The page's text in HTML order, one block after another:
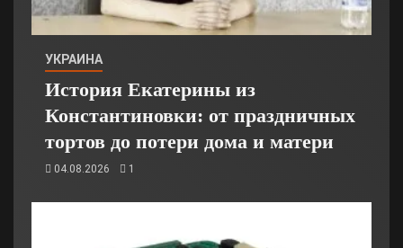
УКРАИНА
История Екатерины из
Константиновки: от праздничных
тортов до потери дома и матери
04.08.2026 1